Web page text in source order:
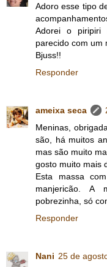
Adoro esse tipo
Adorei o piripiri
parecido com um
Bjuss!!
Responder
ameixa seca
Meninas,
são, há muitos
mas são muito
gosto muito mais
Esta massa
manjericão. A
pobrezinha, só
Responder
Nani 25 de